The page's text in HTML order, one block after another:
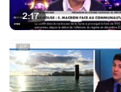
2:17